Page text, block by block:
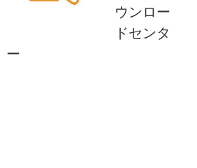
ウンロー
ドセンタ
ー